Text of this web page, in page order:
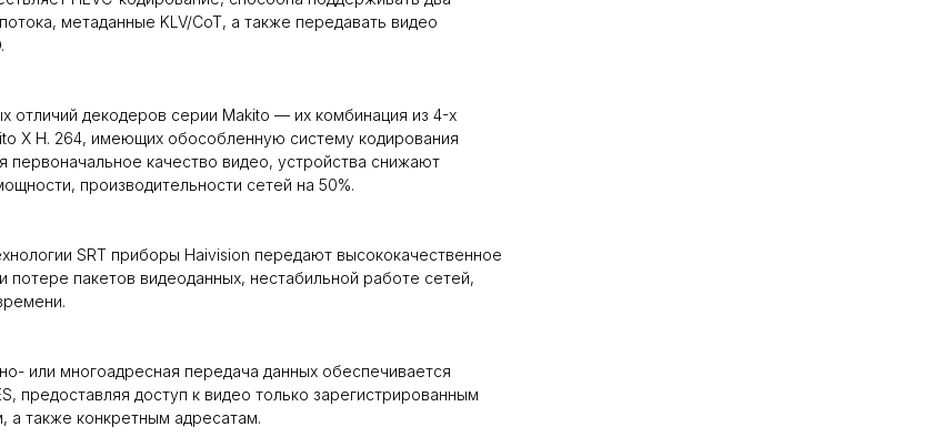
метаданные KLV/CoT, а также передавать видео
отличий декодеров серии Makito — их комбинация из 4-х
X H. 264, имеющих обособленную систему кодирования
первоначальное качество видео, устройства снижают
производительности сетей на 50%.
SRT приборы Haivision передают высококачественное
потере пакетов видеоданных, нестабильной работе сетей,
или многоадресная передача данных обеспечивается
предоставляя доступ к видео только зарегистрированным
а также конкретным адресатам.